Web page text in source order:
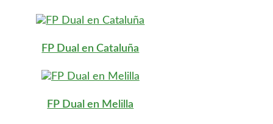
FP Dual en Cataluña
FP Dual en Melilla